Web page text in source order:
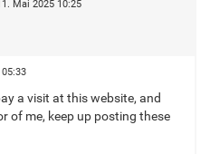
Mai 2025 10:25
a visit at this website, and
of me, keep up posting these